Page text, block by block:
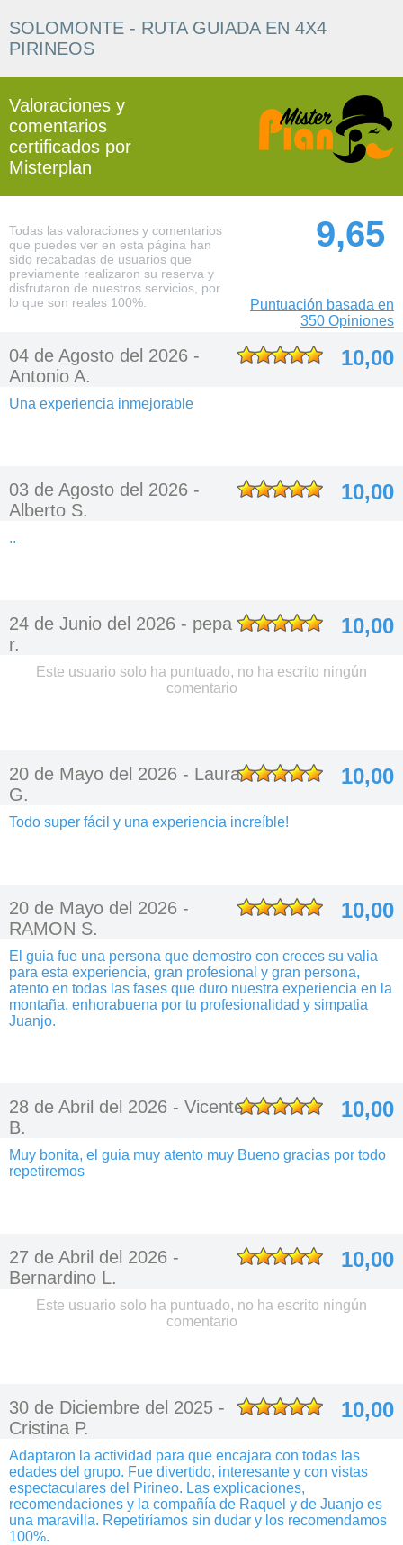
SOLOMONTE - RUTA GUIADA EN 4X4
PIRINEOS
Valoraciones y
comentarios
certificados por
Misterplan
Todas las valoraciones y comentarios
que puedes ver en esta página han
sido recabadas de usuarios que
previamente realizaron su reserva y
disfrutaron de nuestros servicios, por
lo que son reales 100%.
9,65
Puntuación basada en
350 Opiniones
04 de Agosto del 2026 -
Antonio A.
10,00
Una experiencia inmejorable
03 de Agosto del 2026 -
Alberto S.
10,00
..
24 de Junio del 2026 - pepa
r.
10,00
Este usuario solo ha puntuado, no ha escrito ningún
comentario
20 de Mayo del 2026 - Laura
G.
10,00
Todo super fácil y una experiencia increíble!
20 de Mayo del 2026 -
RAMON S.
10,00
El guia fue una persona que demostro con creces su valia
para esta experiencia, gran profesional y gran persona,
atento en todas las fases que duro nuestra experiencia en la
montaña. enhorabuena por tu profesionalidad y simpatia
Juanjo.
28 de Abril del 2026 - Vicente
B.
10,00
Muy bonita, el guia muy atento muy Bueno gracias por todo
repetiremos
27 de Abril del 2026 -
Bernardino L.
10,00
Este usuario solo ha puntuado, no ha escrito ningún
comentario
30 de Diciembre del 2025 -
Cristina P.
10,00
Adaptaron la actividad para que encajara con todas las
edades del grupo. Fue divertido, interesante y con vistas
espectaculares del Pirineo. Las explicaciones,
recomendaciones y la compañía de Raquel y de Juanjo es
una maravilla. Repetiríamos sin dudar y los recomendamos
100%.